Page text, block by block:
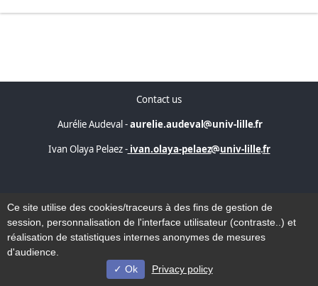
Contact us
Aurélie Audeval -aurelie.audeval univ-lillefr
Ivan Olaya Pelaez -ivan.olaya-pelaez univ-lillefr
Accessibility
Sitemap
Legal notice
© Université de Lille - 2022
Ce site utilise des cookies/traceurs à des fins de gestion de
session, personnalisation de l'interface utilisateur (contraste..) et
réalisation de statistiques internes anonymes de mesures
d'audience.
Ok
Privacy policy